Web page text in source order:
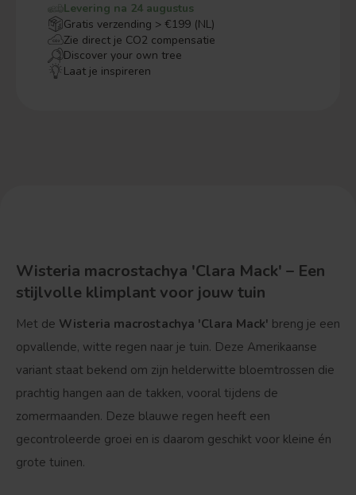
Levering na 24 augustus
Gratis verzending > €199 (NL)
Zie direct je CO2 compensatie
Discover your own tree
Laat je inspireren
Wisteria macrostachya 'Clara Mack' – Een
stijlvolle klimplant voor jouw tuin
Met de Wisteria macrostachya 'Clara Mack' breng je een
opvallende, witte regen naar je tuin. Deze Amerikaanse
variant staat bekend om zijn helderwitte bloemtrossen die
prachtig hangen aan de takken, vooral tijdens de
zomermaanden. Deze blauwe regen heeft een
gecontroleerde groei en is daarom geschikt voor kleine én
grote tuinen.